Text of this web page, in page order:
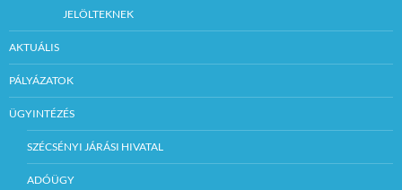
JELÖLTEKNEK
AKTUÁLIS
PÁLYÁZATOK
ÜGYINTÉZÉS
SZÉCSÉNYI JÁRÁSI HIVATAL
ADÓÜGY